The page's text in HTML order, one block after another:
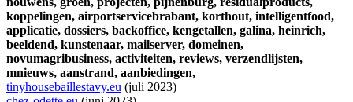
koppelingen, airportservicebrabant, korthout, intelligentfood,
applicatie, dossiers, backoffice, kengetallen, galina, heinrich,
beeldend, kunstenaar, mailserver, domeinen,
novumagribusiness, activiteiten, reviews, verzendlijsten,
mnieuws, aanstrand, aanbiedingen,
tinyhousebaillestavy.eu (juli 2023)